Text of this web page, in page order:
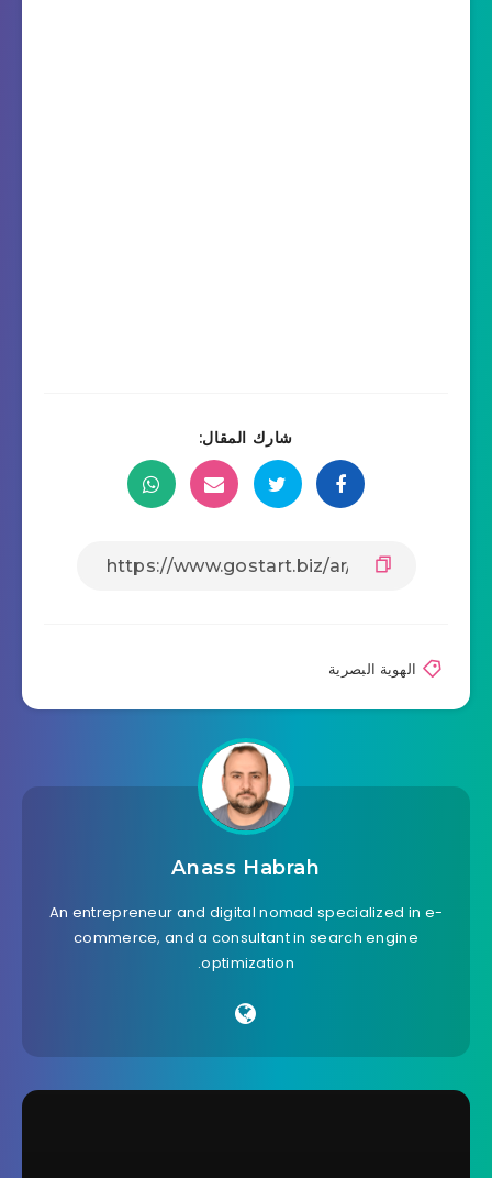
شارك المقال:
الهوية البصرية
Anass Habrah
An entrepreneur and digital nomad specialized in e-
commerce, and a consultant in search engine
optimization.